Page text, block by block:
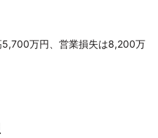
5,700万円、営業損失は8,200万